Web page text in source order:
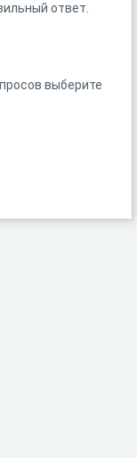
ответ.
выберите